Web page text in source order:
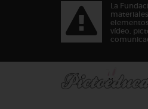
La
vídeo,